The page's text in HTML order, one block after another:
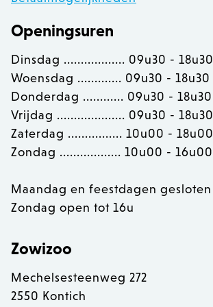
Openingsuren
Dinsdag .................. 09u30 - 18u30
Woensdag ............. 09u30 - 18u30
Donderdag ............ 09u30 - 18u30
Vrijdag .................... 09u30 - 18u30
Zaterdag ................ 10u00 - 18u00
Zondag .................. 10u00 - 16u00
Maandag en feestdagen gesloten
Zondag open tot 16u
Zowizoo
Mechelsesteenweg 272
2550 Kontich